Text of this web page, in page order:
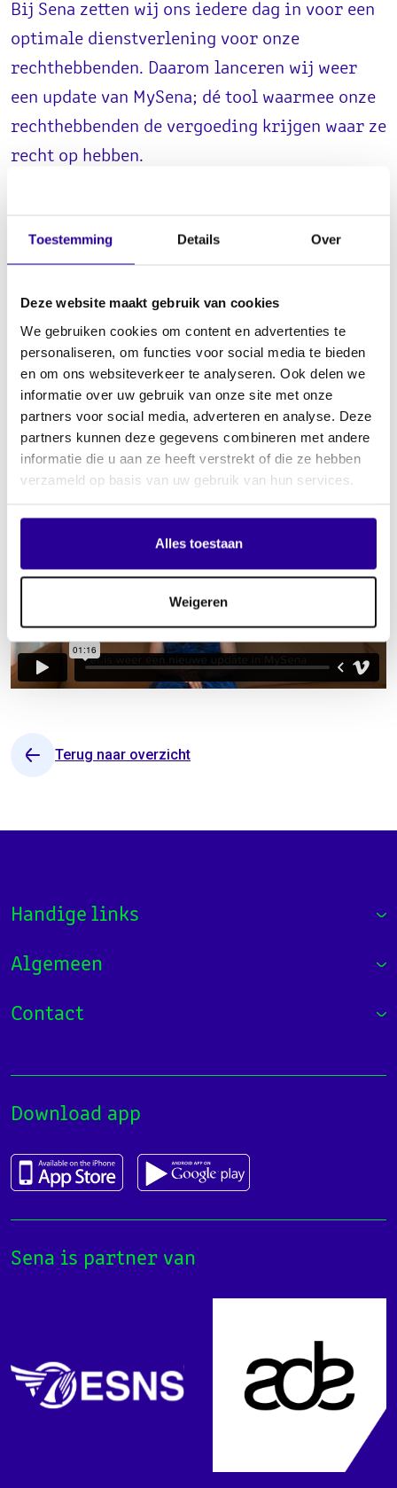
Toestemming Details Over
Deze website maakt gebruik van cookies
We gebruiken cookies om content en advertenties te
personaliseren, om functies voor social media te bieden
en om ons websiteverkeer te analyseren. Ook delen we
informatie over uw gebruik van onze site met onze
partners voor social media, adverteren en analyse. Deze
partners kunnen deze gegevens combineren met andere
informatie die u aan ze heeft verstrekt of die ze hebben
verzameld op basis van uw gebruik van hun services.
Alles toestaan
Weigeren
Bij Sena zetten wij ons iedere dag in voor een
optimale dienstverlening voor onze
rechthebbenden. Daarom lanceren wij weer
een update van MySena; dé tool waarmee onze
rechthebbenden de vergoeding krijgen waar ze
recht op hebben.
Nieuwe update MySena:
Tracks aanmelden via
Apple Music
In deze update leggen we je uit hoe je je tracks kunt
aanmelden via Apple Music. Silvia Biemans vertelt je er alles
over.
Terug naar overzicht
Handige links
Algemeen
Contact
Download app
Sena is partner van